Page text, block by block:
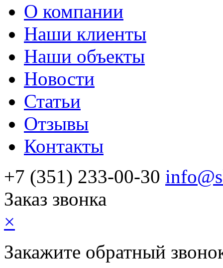
О компании
Наши клиенты
Наши объекты
Новости
Статьи
Отзывы
Контакты
+7 (351) 233-00-30
Заказ звонка
×
Закажите обратный